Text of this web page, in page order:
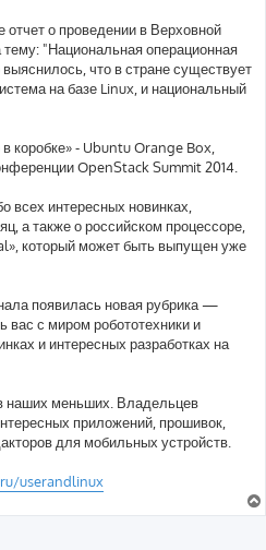
отчет о проведении в Верховной
тему: "Национальная операционная
выяснилось, что в стране существует
на базе Linux, и национальный
коробке» - Ubuntu Orange Box,
OpenStack Summit 2014.
всех интересных новинках,
а также о российском процессоре,
который может быть выпущен уже
появилась новая рубрика —
вас с миром робототехники и
и интересных разработках на
наших меньших. Владельцев
приложений, прошивок,
для мобильных устройств.
userandlinux